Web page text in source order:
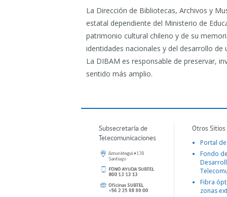
La Dirección de Bibliotecas, Archivos y
estatal dependiente del Ministerio de
patrimonio cultural chileno y de su
identidades nacionales y del desarrollo
La DIBAM es responsable de preservar,
sentido más amplio.
Subsecretaría de
Telecomunicaciones
Otros
Portal
Fondo
Fibra
zonas